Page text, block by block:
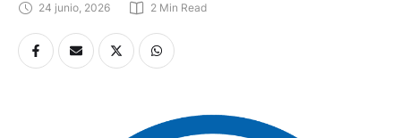
24 junio, 2026 2 Min Read